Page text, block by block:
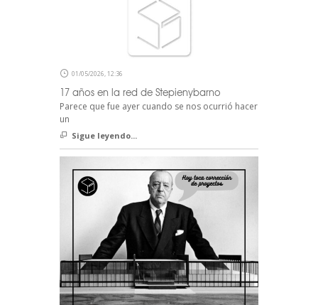
01/05/2026, 12:36
17 años en la red de Stepienybarno
Parece que fue ayer cuando se nos ocurrió hacer
un
Sigue leyendo...